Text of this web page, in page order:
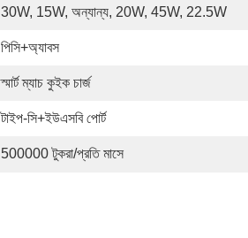
30W, 15W, অন্যান্য, 20W, 45W, 22.5W
পিসি+অ্যাবস
স্মার্ট ম্যাচ কুইক চার্জ
টাইপ-সি+ইউএসবি পোর্ট
500000 টুকরা/প্রতি মাসে